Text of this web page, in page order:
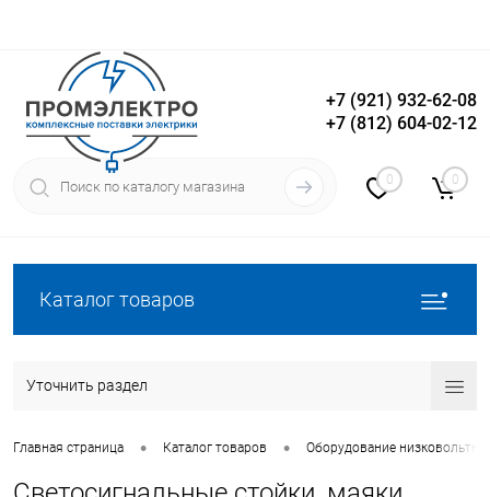
Вход Регистрация
+7 (921) 932-62-08
+7 (812) 604-02-12
0 0
Каталог товаров
Уточнить раздел
Главная страница • Каталог товаров • Оборудование